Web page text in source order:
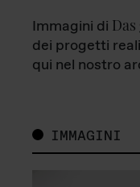
Immagini di
dei progetti
qui nel nostro
IMMAGINI